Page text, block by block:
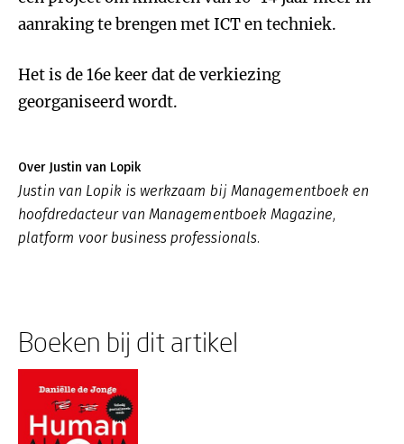
aanraking te brengen met ICT en techniek.
Het is de 16e keer dat de verkiezing
georganiseerd wordt.
Over Justin van Lopik
Justin van Lopik is werkzaam bij Managementboek en
hoofdredacteur van Managementboek Magazine,
platform voor business professionals.
Boeken bij dit artikel